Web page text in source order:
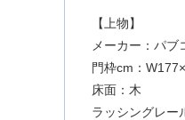
【上物】
メーカー：パブ
門枠cm：
床面：木
ラッシングレー